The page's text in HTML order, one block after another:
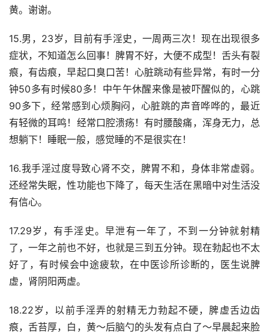
黄。谢谢。
15.男，23岁，目前有手淫史，一周两三次！现在出现很多
症状，不知道怎么回事！脾胃不好，大便不成型！舌头有裂
痕，有齿痕，早起口臭口苦！心脏跳动有些异常，有时一分
钟50多有时候80多！中午午休醒来像是被吓醒似的，心跳
90多下，经常感到心烦胸闷，心脏跳的声音哗哗的，最近
有轻微的耳鸣！经常口腔溃疡！有时腰酸痛，浑身无力，总
想躺下！睡眠一般，感觉睡的不是很实在！
16.我手淫过度导致心肾不交，脾胃不和，身体非常虚弱。
还经常失眠，性功能也下降了，每天生活在黑暗中对生活没
有信心。
17.29岁，有手淫史。早泄有一年了，不到一分钟就射精
了，一年之前也不好，也就是三到五分钟。现在勃起也不太
好了，有时候会中途疲软，在中医诊所诊断的，医生说脾
虚，肾阴阳两虚。
18.22岁，以前手淫弄的射精无力勃起不硬，脾虚舌边齿
痕，舌苔厚，白，黄～后脑勺的头发有点白了～早晨起来脸